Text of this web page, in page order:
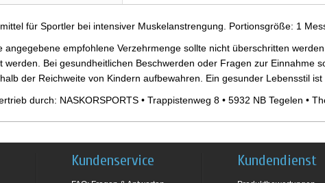
für Sportler bei intensiver Muskelanstrengung. Portionsgröße: 1
angegebene empfohlene Verzehrmenge sollte nicht überschritten
werden. Bei gesundheitlichen Beschwerden oder Fragen zur Einnahme
der Reichweite von Kindern aufbewahren. Ein gesunder Lebensstil
durch: NASKORSPORTS • Trappistenweg 8 • 5932 NB Tegelen •
Kundenservice Kundendienst